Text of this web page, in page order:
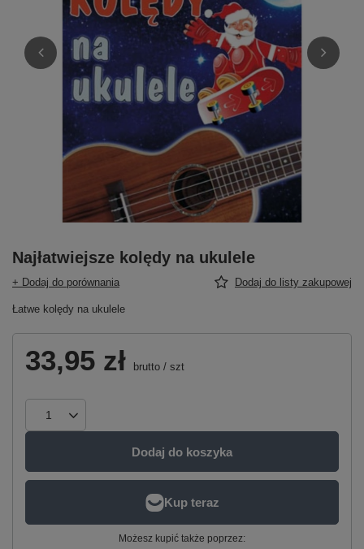
Najłatwiejsze kolędy na ukulele
+ Dodaj do porównania Dodaj do listy zakupowej
Łatwe kolędy na ukulele
33,95 zł brutto / szt
Dodaj do koszyka
Możesz kupić także poprzez: